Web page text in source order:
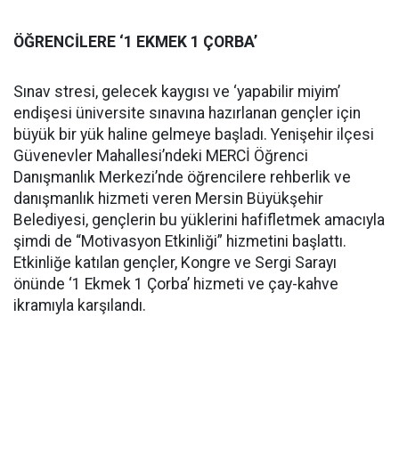
ÖĞRENCİLERE ‘1 EKMEK 1 ÇORBA’
Sınav stresi, gelecek kaygısı ve ‘yapabilir miyim’
endişesi üniversite sınavına hazırlanan gençler için
büyük bir yük haline gelmeye başladı. Yenişehir ilçesi
Güvenevler Mahallesi’ndeki MERCİ Öğrenci
Danışmanlık Merkezi’nde öğrencilere rehberlik ve
danışmanlık hizmeti veren Mersin Büyükşehir
Belediyesi, gençlerin bu yüklerini hafifletmek amacıyla
şimdi de “Motivasyon Etkinliği” hizmetini başlattı.
Etkinliğe katılan gençler, Kongre ve Sergi Sarayı
önünde ‘1 Ekmek 1 Çorba’ hizmeti ve çay-kahve
ikramıyla karşılandı.